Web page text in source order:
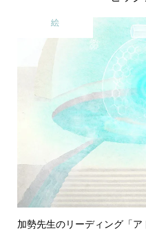
絵
加勢先生のリーディング「ア